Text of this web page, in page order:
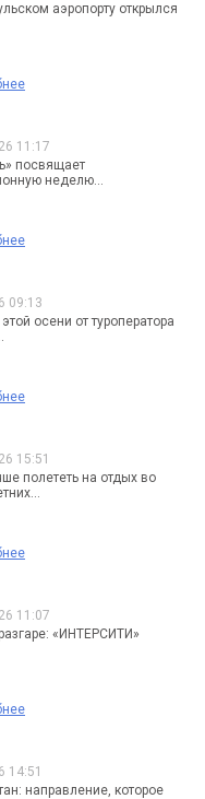
аэропорту открылся
11:17
посвящает
неделю...
09:13
осени от туроператора
15:51
полететь на отдых во
11:07
«ИНТЕРСИТИ»
14:51
направление, которое